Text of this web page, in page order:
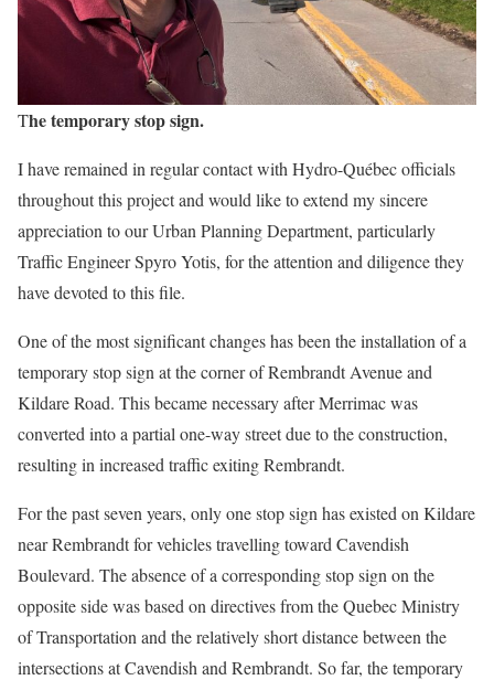
The temporary stop sign.
I have remained in regular contact with Hydro-Québec officials
throughout this project and would like to extend my sincere
appreciation to our Urban Planning Department, particularly
Traffic Engineer Spyro Yotis, for the attention and diligence they
have devoted to this file.
One of the most significant changes has been the installation of a
temporary stop sign at the corner of Rembrandt Avenue and
Kildare Road. This became necessary after Merrimac was
converted into a partial one-way street due to the construction,
resulting in increased traffic exiting Rembrandt.
For the past seven years, only one stop sign has existed on Kildare
near Rembrandt for vehicles travelling toward Cavendish
Boulevard. The absence of a corresponding stop sign on the
opposite side was based on directives from the Quebec Ministry
of Transportation and the relatively short distance between the
intersections at Cavendish and Rembrandt. So far, the temporary